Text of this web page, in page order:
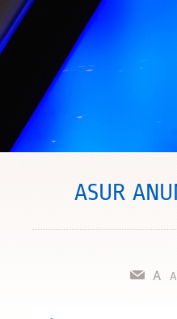
ASUR